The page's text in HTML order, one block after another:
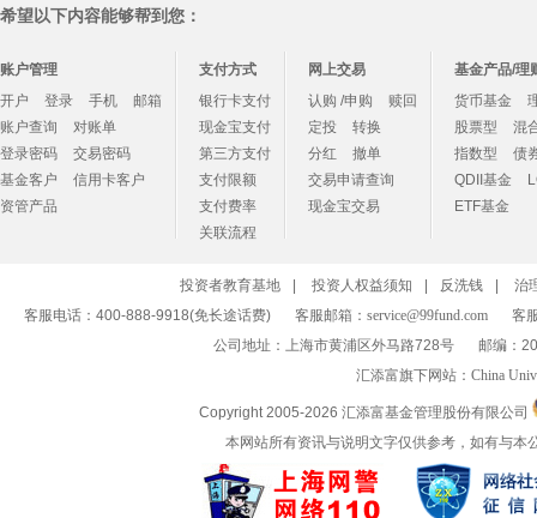
希望以下内容能够帮到您：
账户管理
开户
登录 手机
邮箱
账户查询
对账单
登录密码
交易密码
基金客户
信用卡客户
资管产品
支付方式
银行卡支付
现金宝支付
第三方支付
支付限额
支付费率
关联流程
网上交易
认购 /申购
赎回
定投
转换
分红
撤单
交易申请查询
现金宝交易
基金产品/理
货币基金
股票型
混
指数型
债
QDII基金
ETF基金
投资者教育基地 投资人权益须知 反洗钱
治
客服电话：400-888-9918(免长途话费)
客服邮箱： service@99fund.com
客
公司地址：上海市黄浦区外马路728号
邮编：
汇添富旗下网站： China
Copyright 2005-2026 汇添富基金管理股份有限公司
本网站所有资讯与说明文字仅供参考，如有与本